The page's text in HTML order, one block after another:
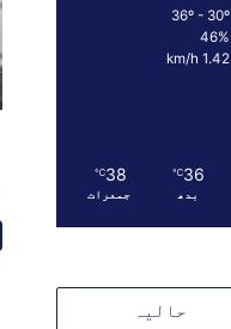
36º - 30º
46%
1.42 km/h
36
℃
بدھ
38
℃
جمعرات
حالیہ